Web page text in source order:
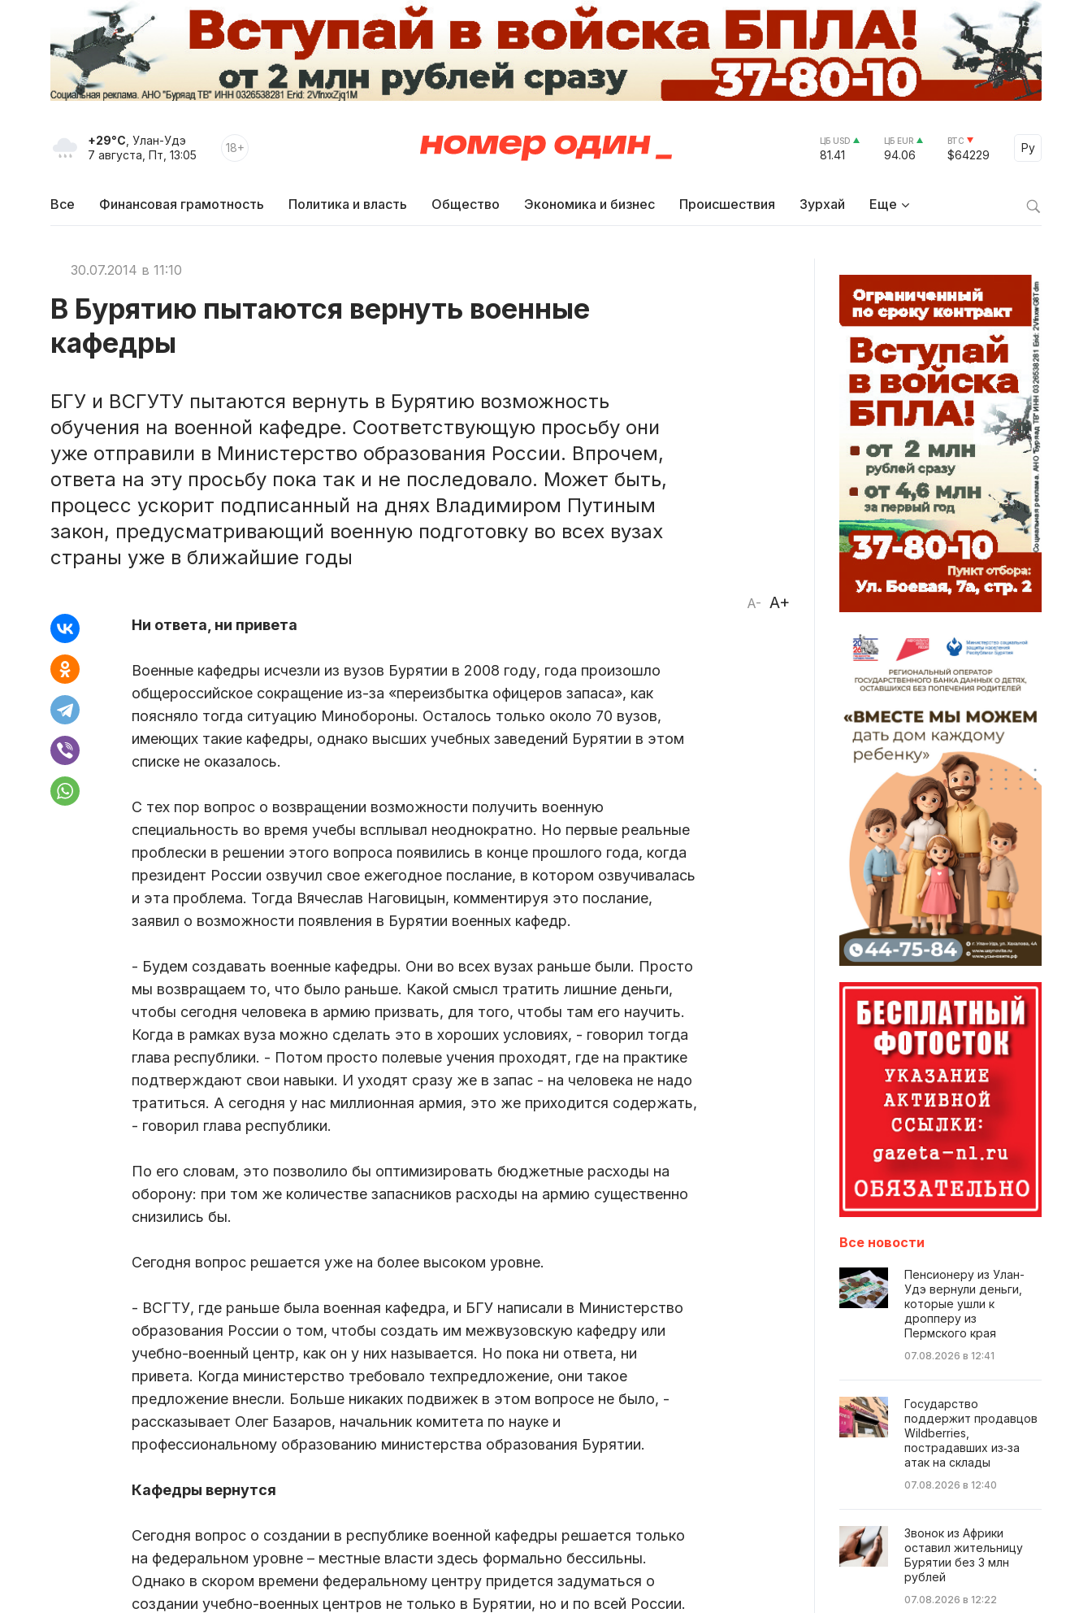
+29°C , Улан-Удэ
7 августа, Пт, 13:05
18+ ЦБ USD
81.41
ЦБ EUR
94.06
BTC
$64229
Ру
Select
Все Финансовая грамотность Политика и власть Общество Экономика и бизнес Происшествия Зурхай Еще
30.07.2014 в 11:10
В Бурятию пытаются вернуть военные
кафедры
БГУ и ВСГУТУ пытаются вернуть в Бурятию возможность
обучения на военной кафедре. Соответствующую просьбу они
уже отправили в Министерство образования России. Впрочем,
ответа на эту просьбу пока так и не последовало. Может быть,
процесс ускорит подписанный на днях Владимиром Путиным
закон, предусматривающий военную подготовку во всех вузах
страны уже в ближайшие годы
A- A+
Ни ответа, ни привета
Военные кафедры исчезли из вузов Бурятии в 2008 году, года произошло
общероссийское сокращение из-за «переизбытка офицеров запаса», как
поясняло тогда ситуацию Минобороны. Осталось только около 70 вузов,
имеющих такие кафедры, однако высших учебных заведений Бурятии в этом
списке не оказалось.
С тех пор вопрос о возвращении возможности получить военную
специальность во время учебы всплывал неоднократно. Но первые реальные
проблески в решении этого вопроса появились в конце прошлого года, когда
президент России озвучил свое ежегодное послание, в котором озвучивалась
и эта проблема. Тогда Вячеслав Наговицын, комментируя это послание,
заявил о возможности появления в Бурятии военных кафедр.
- Будем создавать военные кафедры. Они во всех вузах раньше были. Просто
мы возвращаем то, что было раньше. Какой смысл тратить лишние деньги,
чтобы сегодня человека в армию призвать, для того, чтобы там его научить.
Когда в рамках вуза можно сделать это в хороших условиях, - говорил тогда
глава республики. - Потом просто полевые учения проходят, где на практике
подтверждают свои навыки. И уходят сразу же в запас - на человека не надо
тратиться. А сегодня у нас миллионная армия, это же приходится содержать,
- говорил глава республики.
По его словам, это позволило бы оптимизировать бюджетные расходы на
оборону: при том же количестве запасников расходы на армию существенно
снизились бы.
Сегодня вопрос решается уже на более высоком уровне.
- ВСГТУ, где раньше была военная кафедра, и БГУ написали в Министерство
образования России о том, чтобы создать им межвузовскую кафедру или
учебно-военный центр, как он у них называется. Но пока ни ответа, ни
привета. Когда министерство требовало техпредложение, они такое
предложение внесли. Больше никаких подвижек в этом вопросе не было, -
рассказывает Олег Базаров, начальник комитета по науке и
профессиональному образованию министерства образования Бурятии.
Кафедры вернутся
Сегодня вопрос о создании в республике военной кафедры решается только
на федеральном уровне – местные власти здесь формально бессильны.
Однако в скором времени федеральному центру придется задуматься о
создании учебно-военных центров не только в Бурятии, но и по всей России.
Все новости
Пенсионеру из Улан-
Удэ вернули деньги,
которые ушли к
дропперу из
Пермского края
07.08.2026 в 12:41
Государство
поддержит продавцов
Wildberries,
пострадавших из‑за
атак на склады
07.08.2026 в 12:40
Звонок из Африки
оставил жительницу
Бурятии без 3 млн
рублей
07.08.2026 в 12:22